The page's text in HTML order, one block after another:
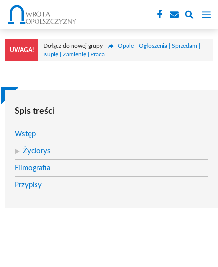
Przejdź
treści
UWAGA!
Dołącz do nowej grupy
Opole - Ogłoszenia | Sprzedam |
Kupię | Zamienię | Praca
Spis treści
Wstęp
Życiorys
Filmografia
Przypisy